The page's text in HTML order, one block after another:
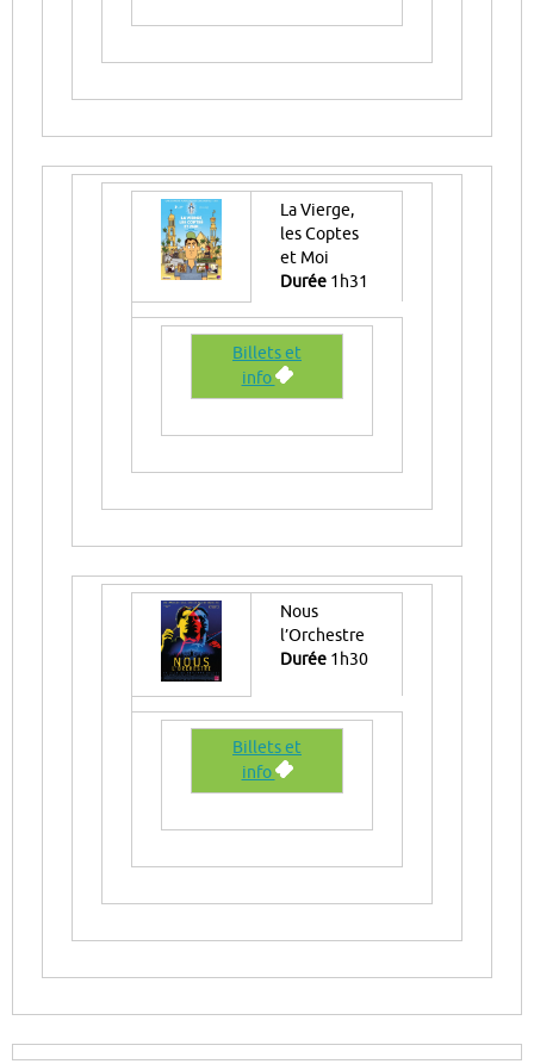
La Vierge,
les Coptes
et Moi
Durée 1h31
Billets et
info
Nous
l’Orchestre
Durée 1h30
Billets et
info